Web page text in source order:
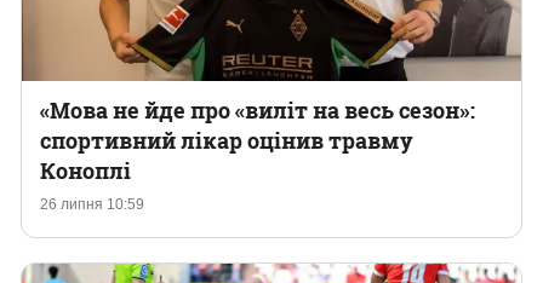
26 липня 10:59
«Мова не йде про «виліт на весь сезон»:
спортивний лікар оцінив травму
Коноплі